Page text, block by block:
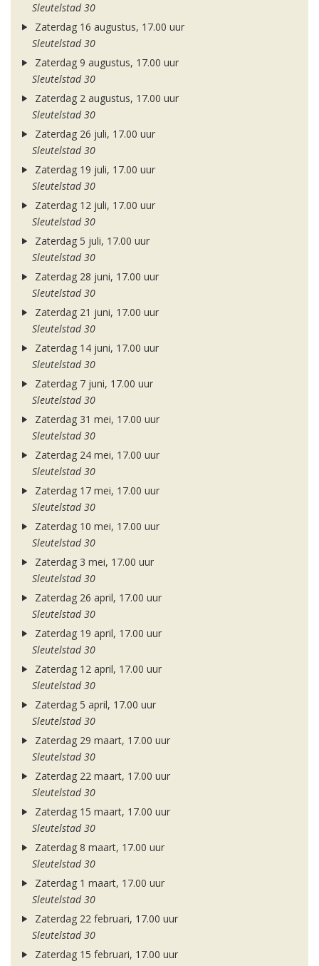
Sleutelstad 30
Zaterdag 16 augustus, 17.00 uur
Sleutelstad 30
Zaterdag 9 augustus, 17.00 uur
Sleutelstad 30
Zaterdag 2 augustus, 17.00 uur
Sleutelstad 30
Zaterdag 26 juli, 17.00 uur
Sleutelstad 30
Zaterdag 19 juli, 17.00 uur
Sleutelstad 30
Zaterdag 12 juli, 17.00 uur
Sleutelstad 30
Zaterdag 5 juli, 17.00 uur
Sleutelstad 30
Zaterdag 28 juni, 17.00 uur
Sleutelstad 30
Zaterdag 21 juni, 17.00 uur
Sleutelstad 30
Zaterdag 14 juni, 17.00 uur
Sleutelstad 30
Zaterdag 7 juni, 17.00 uur
Sleutelstad 30
Zaterdag 31 mei, 17.00 uur
Sleutelstad 30
Zaterdag 24 mei, 17.00 uur
Sleutelstad 30
Zaterdag 17 mei, 17.00 uur
Sleutelstad 30
Zaterdag 10 mei, 17.00 uur
Sleutelstad 30
Zaterdag 3 mei, 17.00 uur
Sleutelstad 30
Zaterdag 26 april, 17.00 uur
Sleutelstad 30
Zaterdag 19 april, 17.00 uur
Sleutelstad 30
Zaterdag 12 april, 17.00 uur
Sleutelstad 30
Zaterdag 5 april, 17.00 uur
Sleutelstad 30
Zaterdag 29 maart, 17.00 uur
Sleutelstad 30
Zaterdag 22 maart, 17.00 uur
Sleutelstad 30
Zaterdag 15 maart, 17.00 uur
Sleutelstad 30
Zaterdag 8 maart, 17.00 uur
Sleutelstad 30
Zaterdag 1 maart, 17.00 uur
Sleutelstad 30
Zaterdag 22 februari, 17.00 uur
Sleutelstad 30
Zaterdag 15 februari, 17.00 uur